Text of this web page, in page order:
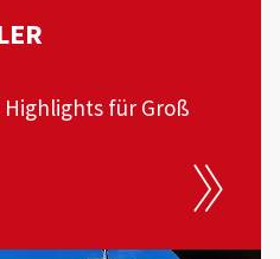
für Groß